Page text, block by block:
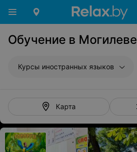
Обучение в Могилеве
Курсы иностранных языков
Карта